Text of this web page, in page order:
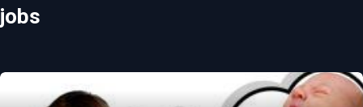
jobs